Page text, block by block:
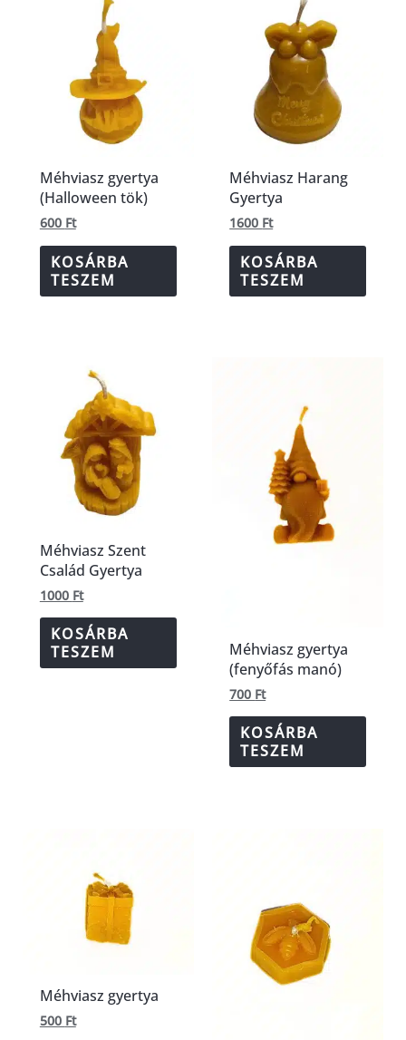
Méhviasz gyertya
(Halloween tök)
600 Ft
KOSÁRBA
TESZEM
Méhviasz Harang
Gyertya
1600 Ft
KOSÁRBA
TESZEM
Méhviasz Szent
Család Gyertya
1000 Ft
KOSÁRBA
TESZEM
Méhviasz gyertya
(fenyőfás manó)
700 Ft
KOSÁRBA
TESZEM
Méhviasz gyertya
500 Ft